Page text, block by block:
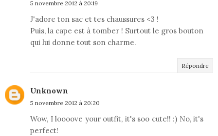
5 novembre 2012 à 20:19
J'adore ton sac et tes chaussures <3 !
Puis, la cape est à tomber ! Surtout le gros bouton
qui lui donne tout son charme.
Répondre
Unknown
5 novembre 2012 à 20:20
Wow, I loooove your outfit, it's soo cute!! :) No, it's
perfect!